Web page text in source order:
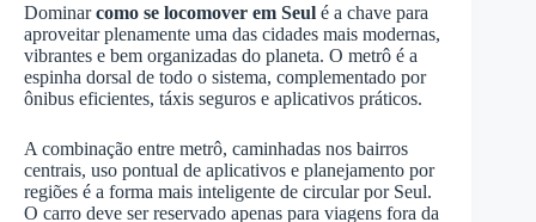
Dominarcomo se locomover em Seul é a chave para
aproveitar plenamente uma das cidades mais modernas,
vibrantes e bem organizadas do planeta. O metrô é a
espinha dorsal de todo o sistema, complementado por
ônibus eficientes, táxis seguros e aplicativos práticos.
A combinação entre metrô, caminhadas nos bairros
centrais, uso pontual de aplicativos e planejamento por
regiões é a forma mais inteligente de circular por Seul.
O carro deve ser reservado apenas para viagens fora da